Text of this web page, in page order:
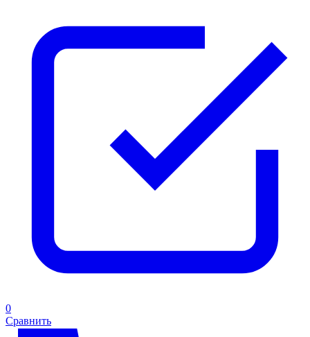
0
Сравнить